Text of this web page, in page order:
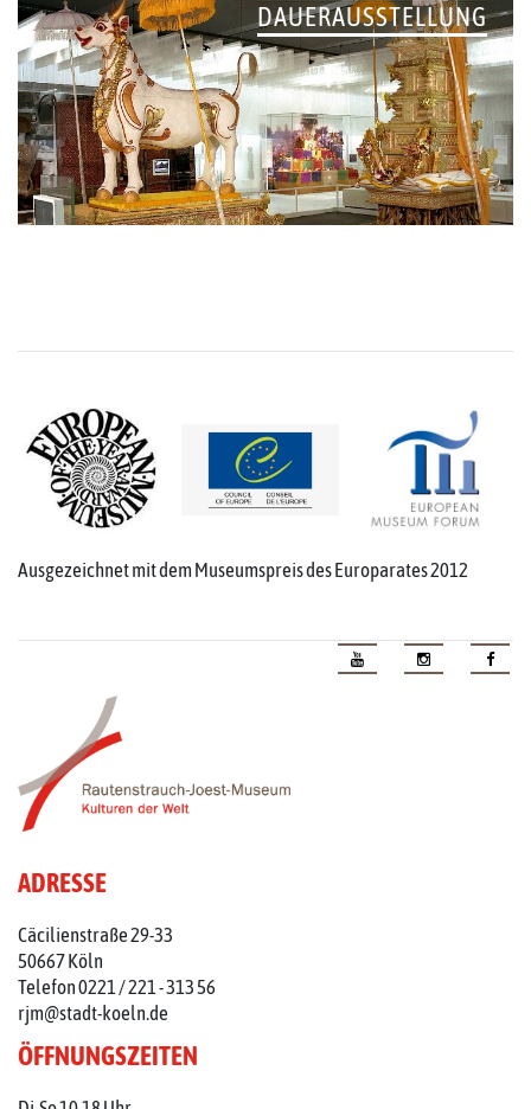
DAUERAUSSTELLUNG
Ausgezeichnet mit dem Museumspreis des Europarates 2012
ADRESSE
Cäcilienstraße 29-33
50667 Köln
Telefon 0221 / 221 - 313 56
rjm@stadt-koeln.de
ÖFFNUNGSZEITEN